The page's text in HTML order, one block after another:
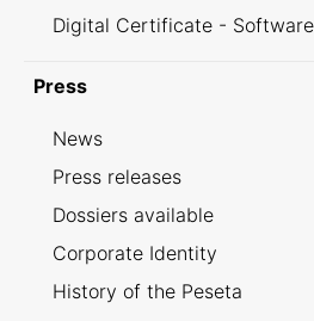
Digital Certificate -
Press
News
Press releases
Dossiers available
Corporate Identity
History of the Peseta